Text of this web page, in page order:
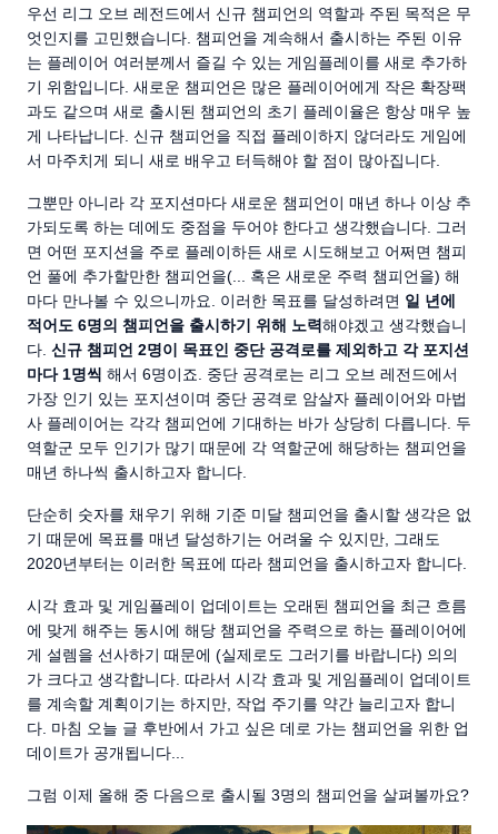
우선 리그 오브 레전드에서 신규 챔피언의 역할과 주된 목적은 무
엇인지를 고민했습니다. 챔피언을 계속해서 출시하는 주된 이유
는 플레이어 여러분께서 즐길 수 있는 게임플레이를 새로 추가하
기 위함입니다. 새로운 챔피언은 많은 플레이어에게 작은 확장팩
과도 같으며 새로 출시된 챔피언의 초기 플레이율은 항상 매우 높
게 나타납니다. 신규 챔피언을 직접 플레이하지 않더라도 게임에
서 마주치게 되니 새로 배우고 터득해야 할 점이 많아집니다.
그뿐만 아니라 각 포지션마다 새로운 챔피언이 매년 하나 이상 추
가되도록 하는 데에도 중점을 두어야 한다고 생각했습니다. 그러
면 어떤 포지션을 주로 플레이하든 새로 시도해보고 어쩌면 챔피
언 풀에 추가할만한 챔피언을(... 혹은 새로운 주력 챔피언을) 해
마다 만나볼 수 있으니까요. 이러한 목표를 달성하려면 일 년에
적어도 6명의 챔피언을 출시하기 위해 노력해야겠고 생각했습니
다. 신규 챔피언 2명이 목표인 중단 공격로를 제외하고 각 포지션
마다 1명씩 해서 6명이죠. 중단 공격로는 리그 오브 레전드에서
가장 인기 있는 포지션이며 중단 공격로 암살자 플레이어와 마법
사 플레이어는 각각 챔피언에 기대하는 바가 상당히 다릅니다. 두
역할군 모두 인기가 많기 때문에 각 역할군에 해당하는 챔피언을
매년 하나씩 출시하고자 합니다.
단순히 숫자를 채우기 위해 기준 미달 챔피언을 출시할 생각은 없
기 때문에 목표를 매년 달성하기는 어려울 수 있지만, 그래도
2020년부터는 이러한 목표에 따라 챔피언을 출시하고자 합니다.
시각 효과 및 게임플레이 업데이트는 오래된 챔피언을 최근 흐름
에 맞게 해주는 동시에 해당 챔피언을 주력으로 하는 플레이어에
게 설렘을 선사하기 때문에 (실제로도 그러기를 바랍니다) 의의
가 크다고 생각합니다. 따라서 시각 효과 및 게임플레이 업데이트
를 계속할 계획이기는 하지만, 작업 주기를 약간 늘리고자 합니
다. 마침 오늘 글 후반에서 가고 싶은 데로 가는 챔피언을 위한 업
데이트가 공개됩니다...
그럼 이제 올해 중 다음으로 출시될 3명의 챔피언을 살펴볼까요?